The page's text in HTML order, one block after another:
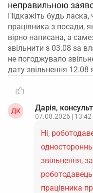
неправильною
Підкажіть будь
працівника з посади,
вірно написана, а
звільнити з 03.08 за
не погоджувало
дату звільнення 12.08
ДК Дарія,
07.08.2026 | 13:42
Ні,
звільнення,
працівника